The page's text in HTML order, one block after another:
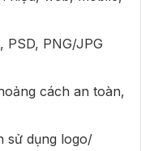
PSD, PNG/JPG
cách an toàn,
sử dụng logo/